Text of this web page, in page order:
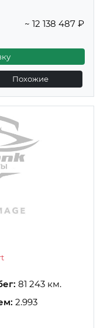
~ 12 138 487 ₽
Похожие
81 243 км.
2.993